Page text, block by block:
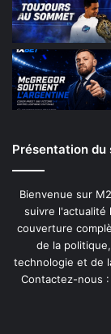
Présentation du
Bienvenue sur
suivre l'actualité
couverture
de la
technologie et de
Contactez-nous :